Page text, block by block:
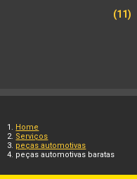
(11)
Home
Serviços
peças automotivas
peças automotivas baratas